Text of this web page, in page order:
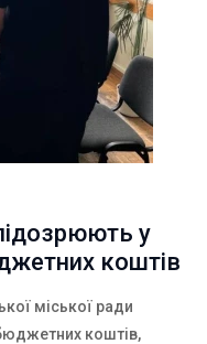
у
коштів
міської ради
коштів,